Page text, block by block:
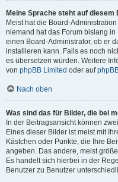
Meine Sprache steht auf
Meist hat die Board-
niemand hat das Forum bislang
einen Board-Administrator, ob er
installieren kann. Falls es noch
es übersetzen würden. Weitere
von phpBB Limited oder auf
Nach oben
Was sind das für Bilder, die bei
In der Beitragsansicht können
Eines dieser Bilder ist meist mit
Kästchen oder Punkte, die Ihre
angeben. Das andere, meist
Es handelt sich hierbei in der
Benutzer zu Benutzer